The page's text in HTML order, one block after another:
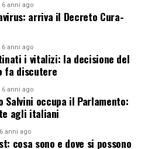
6 anni ago
arriva il Decreto Cura-
6 anni ago
i vitalizi: la decisione del
fa discutere
6 anni ago
Salvini occupa il Parlamento:
agli italiani
6 anni ago
cosa sono e dove si possono